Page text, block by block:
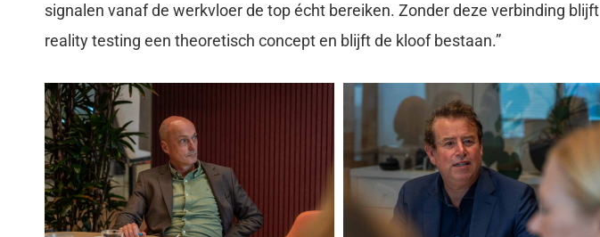
signalen vanaf de werkvloer de top écht bereiken. Zonder deze verbinding blijft
reality testing een theoretisch concept en blijft de kloof bestaan.”